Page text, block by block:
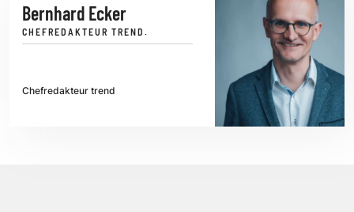
Bernhard Ecker
CHEFREDAKTEUR TREND.
Chefredakteur trend